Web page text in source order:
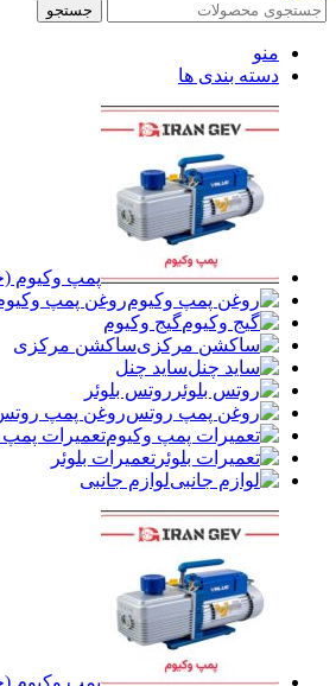
جستجو
منو
دسته بندی ها
پمپ وکیوم
روغن پمپ
گیج وکیوم
ساکشن مرکزی
ساید چنل
روتس بلوئر
روغن پمپ
تعمیرات پمپ
تعمیرات بلوئر
لوازم جانبی